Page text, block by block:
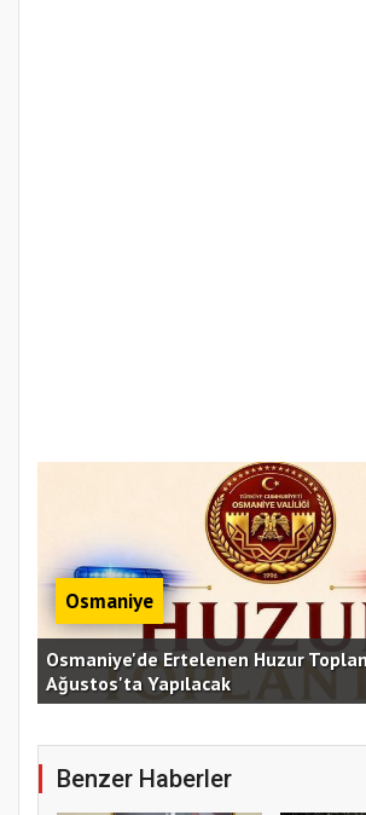
Osmaniye
Osmaniye'de Ertelenen Huzur
Ağustos'ta Yapılacak
Benzer Haberler